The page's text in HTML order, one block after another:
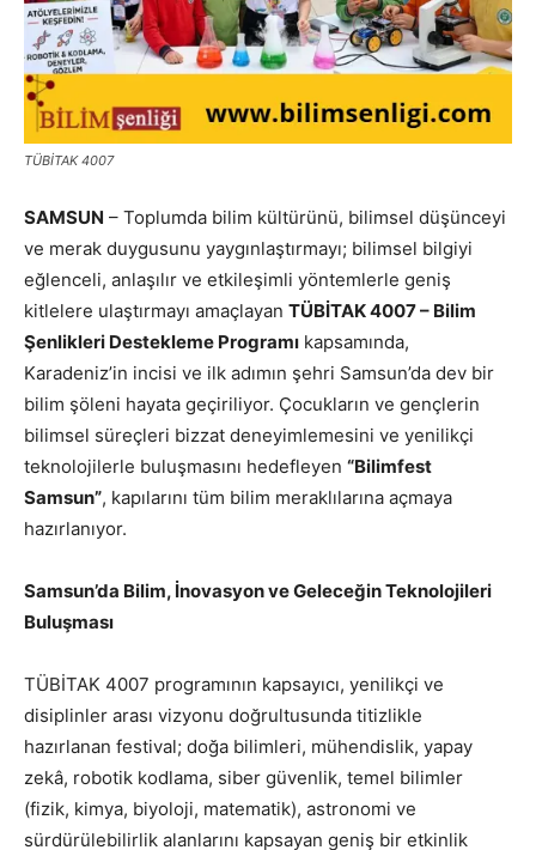
TÜBİTAK 4007
SAMSUN – Toplumda bilim kültürünü, bilimsel düşünceyi
ve merak duygusunu yaygınlaştırmayı; bilimsel bilgiyi
eğlenceli, anlaşılır ve etkileşimli yöntemlerle geniş
kitlelere ulaştırmayı amaçlayan TÜBİTAK 4007 – Bilim
Şenlikleri Destekleme Programı kapsamında,
Karadeniz’in incisi ve ilk adımın şehri Samsun’da dev bir
bilim şöleni hayata geçiriliyor. Çocukların ve gençlerin
bilimsel süreçleri bizzat deneyimlemesini ve yenilikçi
teknolojilerle buluşmasını hedefleyen “Bilimfest
Samsun”, kapılarını tüm bilim meraklılarına açmaya
hazırlanıyor.
Samsun’da Bilim, İnovasyon ve Geleceğin Teknolojileri
Buluşması
TÜBİTAK 4007 programının kapsayıcı, yenilikçi ve
disiplinler arası vizyonu doğrultusunda titizlikle
hazırlanan festival; doğa bilimleri, mühendislik, yapay
zekâ, robotik kodlama, siber güvenlik, temel bilimler
(fizik, kimya, biyoloji, matematik), astronomi ve
sürdürülebilirlik alanlarını kapsayan geniş bir etkinlik